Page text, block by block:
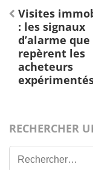
de
l’article
Visites
: les signaux
d’alarme que
repèrent les
acheteurs
RECHERCHER
Rechercher :